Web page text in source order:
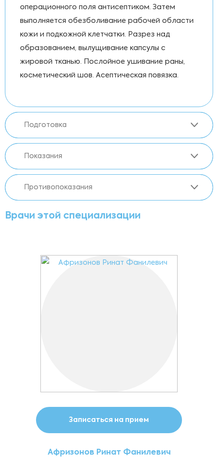
операционного поля антисептиком. Затем
выполняется обезболивание рабочей области
кожи и подкожной клетчатки. Разрез над
образованием, вылущивание капсулы с
жировой тканью. Послойное ушивание раны,
косметический шов. Асептическая повязка.
Подготовка
Показания
Противопоказания
Врачи этой специализации
Записаться на прием
Афризонов Ринат Фанилевич